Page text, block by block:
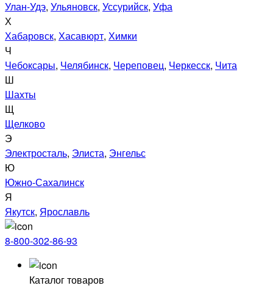
Улан-Удэ, Ульяновск, Уссурийск, Уфа
Х
Хабаровск, Хасавюрт, Химки
Ч
Чебоксары, Челябинск, Череповец, Черкесск, Чита
Ш
Шахты
Щ
Щелково
Э
Электросталь, Элиста, Энгельс
Ю
Южно-Сахалинск
Я
Якутск, Ярославль
8-800-302-86-93
Каталог товаров